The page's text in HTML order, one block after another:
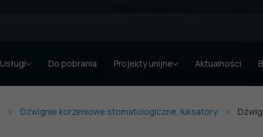
Usługi Do pobrania Projekty unijne Aktualności
Dźwignie korzeniowe stomatologiczne, luksatory